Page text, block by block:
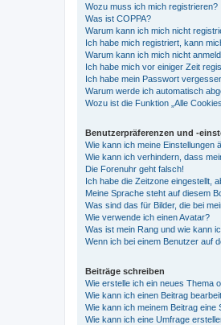
Wozu muss ich mich registrieren?
Was ist COPPA?
Warum kann ich mich nicht
Ich habe mich registriert, kann
Warum kann ich mich nicht
Ich habe mich vor einiger Zeit
Ich habe mein Passwort
Warum werde ich automatisch
Wozu ist die Funktion „Alle
Benutzerpräferenzen und -
Wie kann ich meine Einstellungen
Wie kann ich verhindern, dass
Die Forenuhr geht falsch!
Ich habe die Zeitzone eingestellt,
Meine Sprache steht auf diesem
Was sind das für Bilder, die bei
Wie verwende ich einen Avatar?
Was ist mein Rang und wie kann
Wenn ich bei einem Benutzer auf
Beiträge schreiben
Wie erstelle ich ein neues Thema
Wie kann ich einen Beitrag
Wie kann ich meinem Beitrag eine
Wie kann ich eine Umfrage